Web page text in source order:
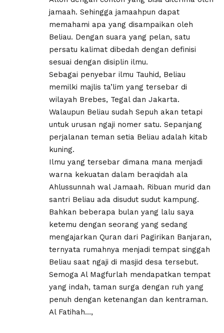
jamaah. Sehingga jamaahpun dapat
memahami apa yang disampaikan oleh
Beliau. Dengan suara yang pelan, satu
persatu kalimat dibedah dengan definisi
sesuai dengan disiplin ilmu.
Sebagai penyebar ilmu Tauhid, Beliau
memilki majlis ta’lim yang tersebar di
wilayah Brebes, Tegal dan Jakarta.
Walaupun Beliau sudah Sepuh akan tetapi
untuk urusan ngaji nomer satu. Sepanjang
perjalanan teman setia Beliau adalah kitab
kuning.
Ilmu yang tersebar dimana mana menjadi
warna kekuatan dalam beraqidah ala
Ahlussunnah wal Jamaah. Ribuan murid dan
santri Beliau ada disudut sudut kampung.
Bahkan beberapa bulan yang lalu saya
ketemu dengan seorang yang sedang
mengajarkan Quran dari Pagirikan Banjaran,
ternyata rumahnya menjadi tempat singgah
Beliau saat ngaji di masjid desa tersebut.
Semoga Al Magfurlah mendapatkan tempat
yang indah, taman surga dengan ruh yang
penuh dengan ketenangan dan kentraman.
Al Fatihah…,